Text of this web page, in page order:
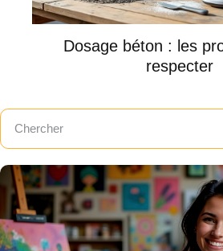
Dosage béton : les
respecter